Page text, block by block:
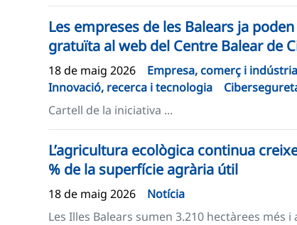
Les empreses de les Balears ja
gratuïta al web del Centre Balear de
18 de maig 2026 Empresa, comerç i indústria
Innovació, recerca i tecnologia
Cartell de la iniciativa ...
L’agricultura ecològica continua
% de la superfície agrària útil
18 de maig 2026
Notícia
Les Illes Balears sumen 3.210 hectàrees més